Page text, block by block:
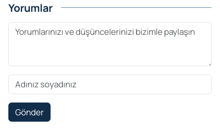
Yorumlar
Gönder